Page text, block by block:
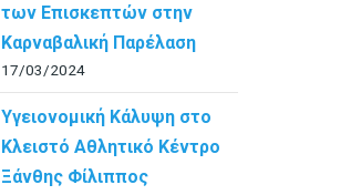
των Επισκεπτών στην
Καρναβαλική Παρέλαση
17/03/2024
Υγειονομική Κάλυψη στο
Κλειστό Αθλητικό Κέντρο
Ξάνθης Φίλιππος